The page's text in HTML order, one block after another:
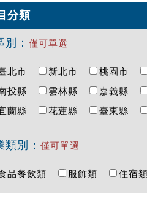
分類
別： 僅可單選
北市 新北市 桃園市
投縣
雲林縣 嘉義縣
蘭縣
花蓮縣 臺東縣
類別： 僅可單選
品餐飲類 服飾類 住宿